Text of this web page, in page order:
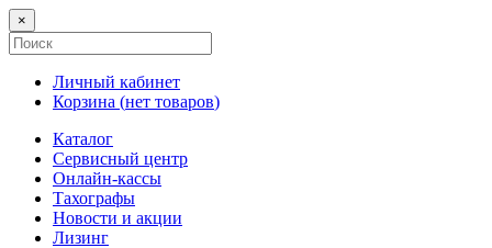
×
Личный кабинет
Корзина (нет товаров)
Каталог
Сервисный центр
Онлайн-кассы
Тахографы
Новости и акции
Лизинг